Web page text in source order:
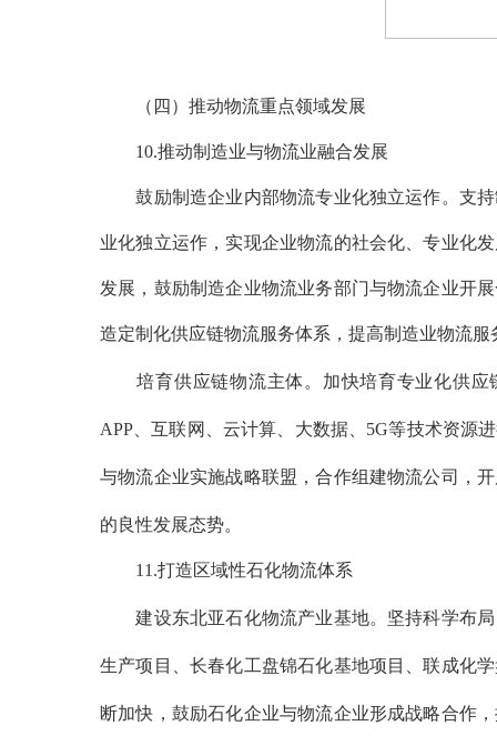
（四）推动物流重点领域发展
10.推动制造业与物流业融合发展
鼓励制造企业内部物流专业化独立运作。支持
业化独立运作，实现企业物流的社会化、专业化
发展，鼓励制造企业物流业务部门与物流企业开
造定制化供应链物流服务体系，提高制造业物流
培育供应链物流主体。加快培育专业化供应
APP、互联网、云计算、大数据、5G等技术资源
与物流企业实施战略联盟，合作组建物流公司，
的良性发展态势。
11.打造区域性石化物流体系
建设东北亚石化物流产业基地。坚持科学布局
生产项目、长春化工盘锦石化基地项目、联成化
断加快，鼓励石化企业与物流企业形成战略合作